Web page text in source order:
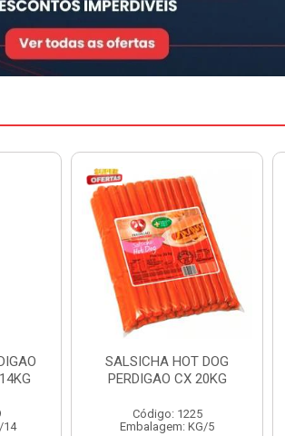
5
PERNIL SUINO C/OSSO
COPAVEL KG
Código: 12301
Embalagem: CX/± 19,56 KG